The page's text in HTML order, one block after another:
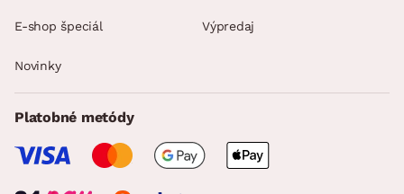
E-shop špeciál Výpredaj
Novinky
Platobné metódy